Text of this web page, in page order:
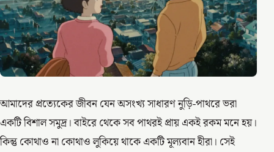
আমাদের প্রত্যেকের জীবন যেন অসংখ্য সাধারণ নুড়ি-পাথরে ভরা
একটি বিশাল সমুদ্র। বাইরে থেকে সব পাথরই প্রায় একই রকম মনে হয়।
কিন্তু কোথাও না কোথাও লুকিয়ে থাকে একটি মূল্যবান হীরা। সেই